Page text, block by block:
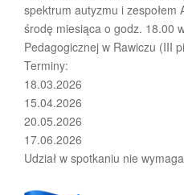
spektrum autyzmu i zespołem
środę miesiąca o godz. 18.00
Pedagogicznej w Rawiczu (III
Terminy:
18.03.2026
15.04.2026
20.05.2026
17.06.2026
Udział w spotkaniu nie